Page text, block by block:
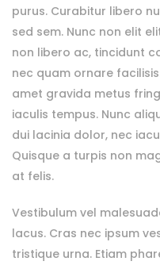
purus. Curabitur libero
sed sem. Nunc non elit
non libero ac, tincidunt
nec quam ornare
amet gravida metus
iaculis tempus. Nunc
dui lacinia dolor, nec
Quisque a turpis non
at felis.
Vestibulum vel
lacus. Cras nec ipsum
tristique urna. Etiam